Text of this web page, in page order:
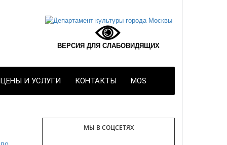
ВЕРСИЯ ДЛЯ СЛАБОВИДЯЩИХ
ЦЕНЫ И УСЛУГИ КОНТАКТЫ MOS
МЫ В СОЦСЕТЯХ